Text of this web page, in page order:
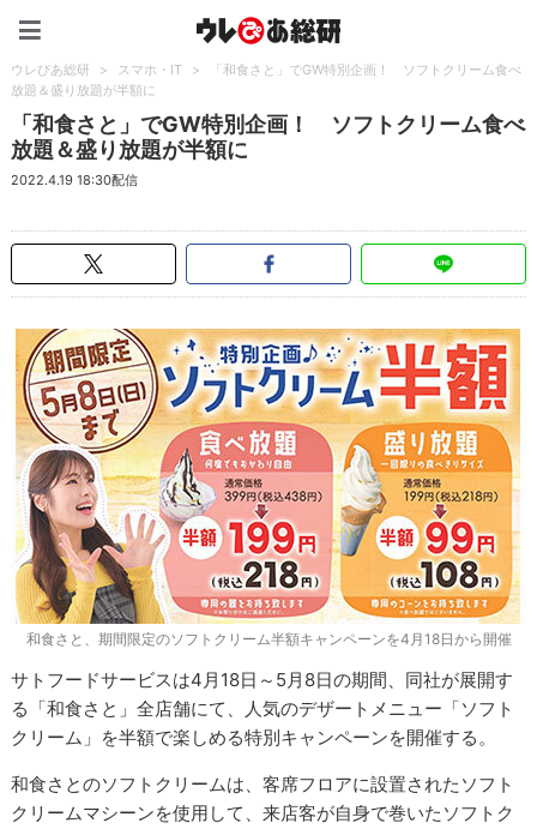
ウレぴあ総研 > スマホ・IT >
「和食さと」でGW特別企画！ ソフトクリーム食べ
放題＆盛り放題が半額に
「和食さと」でGW特別企画！ ソフトクリーム食べ
放題＆盛り放題が半額に
2022.4.19 18:30配信
和食さと、期間限定のソフトクリーム半額キャンペーンを4月18日から開催
サトフードサービスは4月18日～5月8日の期間、同社が展開す
る「和食さと」全店舗にて、人気のデザートメニュー「ソフト
クリーム」を半額で楽しめる特別キャンペーンを開催する。
和食さとのソフトクリームは、客席フロアに設置されたソフト
クリームマシーンを使用して、来店客が自身で巻いたソフトク